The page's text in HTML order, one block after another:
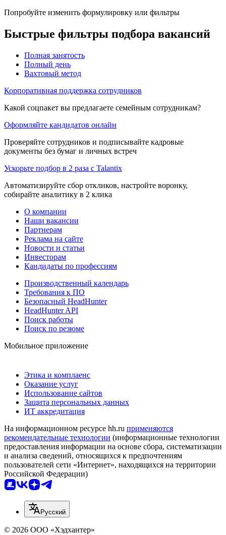
Попробуйте изменить формулировку или фильтры
Быстрые фильтры подбора вакансий
Полная занятость
Полный день
Вахтовый метод
Корпоративная поддержка сотрудников
Какой соцпакет вы предлагаете семейным сотрудникам?
Оформляйте кандидатов онлайн
Проверяйте сотрудников и подписывайте кадровые
документы без бумаг и личных встреч
Ускорьте подбор в 2 раза с Talantix
Автоматизируйте сбор откликов, настройте воронку,
собирайте аналитику в 2 клика
О компании
Наши вакансии
Партнерам
Реклама на сайте
Новости и статьи
Инвесторам
Кандидаты по профессиям
Производственный календарь
Требования к ПО
Безопасный HeadHunter
HeadHunter API
Поиск работы
Поиск по резюме
Мобильное приложение
Этика и комплаенс
Оказание услуг
Использование сайтов
Защита персональных данных
ИТ аккредитация
На информационном ресурсе hh.ru применяются
рекомендательные технологии (информационные технологии
предоставления информации на основе сбора, систематизации
и анализа сведений, относящихся к предпочтениям
пользователей сети «Интернет», находящихся на территории
Российской Федерации)
Русский
© 2026 ООО «Хэдхантер»